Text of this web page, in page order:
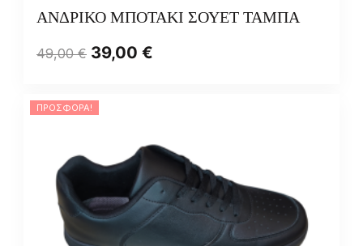
ΑΝΔΡΙΚΟ ΜΠΟΤΑΚΙ ΣΟΥΕΤ ΤΑΜΠΑ
49,00€ 39,00 €
ΠΡΟΣΦΟΡΆ!